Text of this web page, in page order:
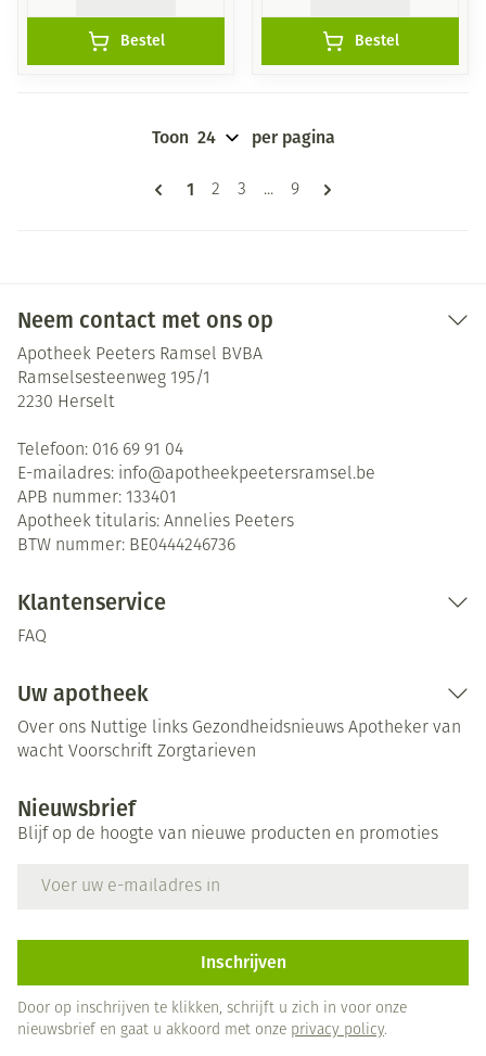
Bestel Bestel
Pagina's
U lees momenteel pagina
1 Pagina
2 Pagina
3 ... Pagina
9
Toon per pagina
Neem contact met ons op
Apotheek Peeters Ramsel BVBA
Ramselsesteenweg 195/1
2230 Herselt
Telefoon: 016 69 91 04
E-mailadres: info@apotheekpeetersramsel.be
APB nummer: 133401
Apotheek titularis: Annelies Peeters
BTW nummer: BE0444246736
Klantenservice
FAQ
Uw apotheek
Over ons Nuttige links Gezondheidsnieuws Apotheker van
wacht Voorschrift Zorgtarieven
Nieuwsbrief
Blijf op de hoogte van nieuwe producten en promoties
Inschrijven
Door op inschrijven te klikken, schrijft u zich in voor onze
nieuwsbrief en gaat u akkoord met onze privacy policy.